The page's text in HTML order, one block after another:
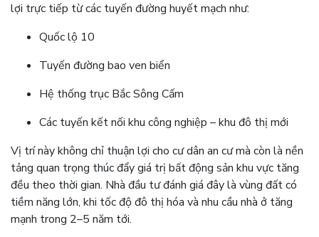
lợi trực tiếp từ các tuyến đường huyết mạch như:
Quốc lộ 10
Tuyến đường bao ven biển
Hệ thống trục Bắc Sông Cấm
Các tuyến kết nối khu công nghiệp – khu đô thị mới
Vị trí này không chỉ thuận lợi cho cư dân an cư mà còn là nền
tảng quan trọng thúc đẩy giá trị bất động sản khu vực tăng
đều theo thời gian. Nhà đầu tư đánh giá đây là vùng đất có
tiềm năng lớn, khi tốc độ đô thị hóa và nhu cầu nhà ở tăng
mạnh trong 2–5 năm tới.